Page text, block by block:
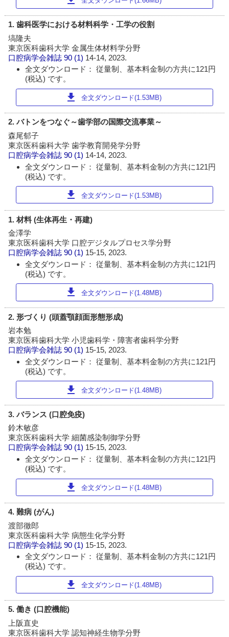
1. 歯科医学における材料科学・工学の役割
塙隆夫
東京医科歯科大学 金属生体材料学分野
口腔病学会雑誌 90 (1) 14-14, 2023.
全文ダウンロード： 従量制、基本料金制の方共に121円
(税込) です。
download 全文ダウンロード(1.53MB)
2. バトンをつなぐ～歯学部の国際交流事業～
森尾郁子
東京医科歯科大学 歯学教育開発学分野
口腔病学会雑誌 90 (1) 14-14, 2023.
全文ダウンロード： 従量制、基本料金制の方共に121円
(税込) です。
download 全文ダウンロード(1.53MB)
1. 材料 (生体再生・再建)
金澤学
東京医科歯科大学 口腔デジタルプロセス学分野
口腔病学会雑誌 90 (1) 15-15, 2023.
全文ダウンロード： 従量制、基本料金制の方共に121円
(税込) です。
download 全文ダウンロード(1.48MB)
2. 形づくり (頭蓋顎顔面形態形成)
岩本勉
東京医科歯科大学 小児歯科学・障害者歯科学分野
口腔病学会雑誌 90 (1) 15-15, 2023.
全文ダウンロード： 従量制、基本料金制の方共に121円
(税込) です。
download 全文ダウンロード(1.48MB)
3. バランス (口腔免疫)
鈴木敏彦
東京医科歯科大学 細菌感染制御学分野
口腔病学会雑誌 90 (1) 15-15, 2023.
全文ダウンロード： 従量制、基本料金制の方共に121円
(税込) です。
download 全文ダウンロード(1.48MB)
4. 難病 (がん)
渡部徹郎
東京医科歯科大学 病態生化学分野
口腔病学会雑誌 90 (1) 15-15, 2023.
全文ダウンロード： 従量制、基本料金制の方共に121円
(税込) です。
download 全文ダウンロード(1.48MB)
5. 働き (口腔機能)
上阪直史
東京医科歯科大学 認知神経生物学分野